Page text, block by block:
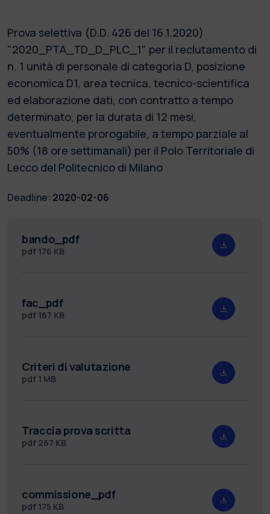
Prova selettiva (D.D. 426 del 16.1.2020)
"2020_PTA_TD_D_PLC_1" per il reclutamento di
n. 1 unità di personale di categoria D, posizione
economica D1, area tecnica, tecnico-scientifica
ed elaborazione dati, con contratto a tempo
determinato, per la durata di 12 mesi,
eventualmente prorogabile, a tempo parziale al
50% (18 ore settimanali) per il Polo Territoriale di
Lecco del Politecnico di Milano
Deadline: 2020-02-06
bando_pdf
pdf 176 KB
fac_pdf
pdf 167 KB
Criteri di valutazione
pdf 1 MB
Traccia prova scritta
pdf 267 KB
commissione_pdf
pdf 175 KB